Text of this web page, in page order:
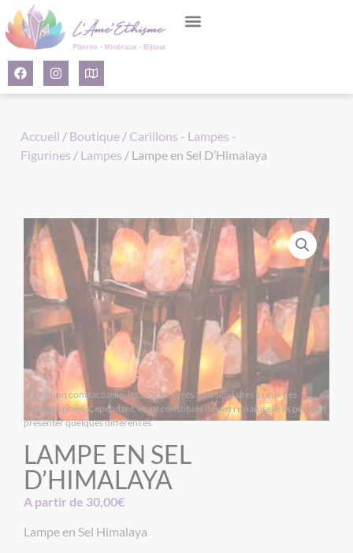
Accueil / Boutique / Carillons - Lampes -
Figurines / Lampes / Lampe en Sel D’Himalaya
Photo non contractuelle, les articles livrés sont similaires à ceux des
photographies. Cependant, étant constitués de pierre naturelle ils peuvent
présenter quelques différences.
LAMPE EN SEL
D’HIMALAYA
A partir de 30,00€
Lampe en Sel Himalaya
Panneau de gestion des cookies